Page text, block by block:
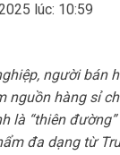
lúc: 10:59
người bán
nguồn hàng sỉ
là “thiên
đa dạng từ